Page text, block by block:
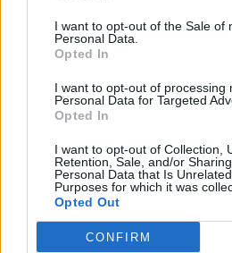
I want to opt-out of the Sale of
Personal Data.
Opted In
I want to opt-out of processing
Personal Data for Targeted
Opted In
I want to opt-out of Collection,
Retention, Sale, and/or
Personal Data that Is
Purposes for which it was
Opted Out
CONFIRM
Nufilmavo, kaip patvino Vilniaus
vaizdas pribloškia
Žinios | Lietuvos diena
„Pagarba pirmajai premjerei“:
prisiminimais apie Kazimierą
Žinios | Lietuvos diena